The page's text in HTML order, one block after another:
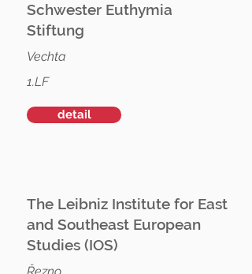
Schwester Euthymia
Stiftung
Vechta
1.LF
detail
The Leibniz Institute for East
and Southeast European
Studies (IOS)